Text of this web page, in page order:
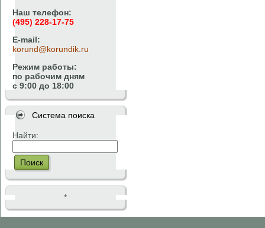
Наш телефон:
(495) 228-17-75
E-mail:
korund@korundik.ru
Режим работы:
по рабочим дням
с 9:00 до 18:00
Система поиска
Найти:
Поиск
*